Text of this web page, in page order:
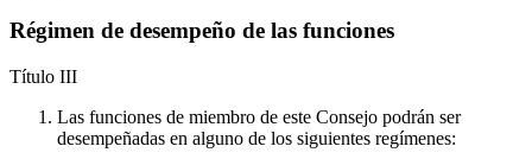
Régimen de desempeño de las funciones
Título III
Las funciones de miembro de este Consejo podrán ser
desempeñadas en alguno de los siguientes regímenes: